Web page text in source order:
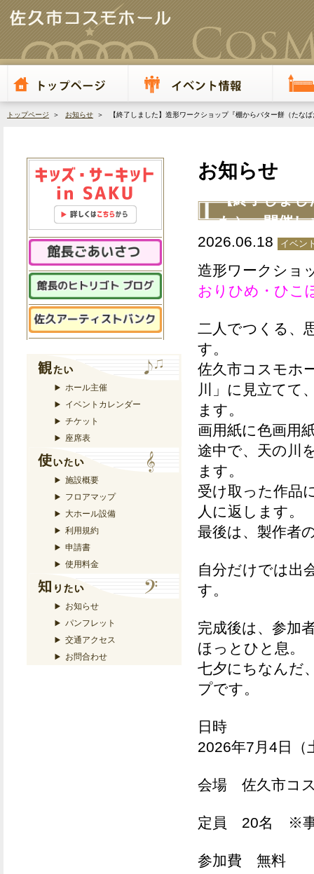
トップページ ＞ お知らせ ＞ 【終了しました】造形ワークショップ『棚からバター餅（たな
ホール主催
イベントカレンダー
チケット
座席表
施設概要
フロアマップ
大ホール設備
利用規約
申請書
使用料金
お知らせ
パンフレット
交通アクセス
お問合わせ
お知らせ
【終了しま
た）』開催し
2026.06.18
イベン
造形ワークショ
おりひめ・ひこ
二人でつくる、
す。
佐久市コスモホ
川」に見立てて
ます。
画用紙に色画用
途中で、天の川
ます。
受け取った作品
人に返します。
最後は、製作者
自分だけでは出
す。
完成後は、参加
ほっとひと息。
七夕にちなんだ
プです。
日時
2026年7月4日
会場 佐久市コ
定員 20名 ※
参加費 無料